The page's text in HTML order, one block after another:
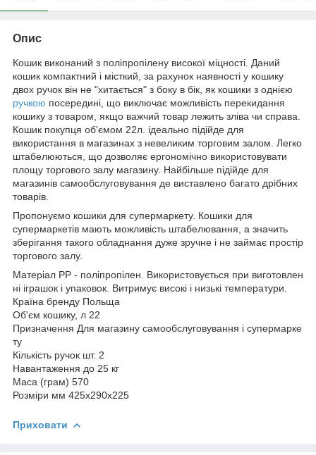
Опис
Кошик виконаний з поліпропілену високої міцності. Даний
кошик компактний і місткий, за рахунок наявності у кошику
двох ручок він не "хитається" з боку в бік, як кошики з однією
ручкою посередині, що виключає можливість перекидання
кошику з товаром, якщо важчий товар лежить зліва чи справа.
Кошик покупця об'ємом 22л. ідеально підійде для
використання в магазинах з невеликим торговим залом. Легко
штабелюються, що дозволяє ергономічно використовувати
площу торгового залу магазину. Найбільше підійде для
магазинів самообслуговування де виставлено багато дрібних
товарів.
Пропонуємо кошики для супермаркету. Кошики для
супермаркетів мають можливість штабелювання, а значить
зберігання такого обладнання дуже зручне і не займає простір
торгового залу.
Матеріал PP - поліпропілен. Використовується при виготовлен
ні іграшок і упаковок. Витримує високі і низькі температури.
Країна бренду Польща
Об'єм кошику, л 22
Призначення Для магазину самообслуговування і супермарке
ту
Кількість ручок шт. 2
Навантаження до 25 кг
Маса (грам) 570
Розміри мм 425x290x225
Приховати